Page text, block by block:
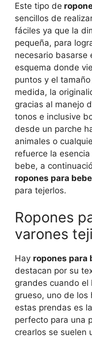
Este tipo de
sencillos de
fáciles ya que la
pequeña, para
necesario basarse
esquema donde
puntos y el
medida, la
gracias al manejo
tonos e inclusive
desde un parche
animales o
refuerce la
bebe, a
ropones para
para tejerlos.
Ropones
varones
Hay ropones para
destacan por su
grandes cuando el
grueso, uno de los
estas prendas es
perfecto para una
crearlos se suelen